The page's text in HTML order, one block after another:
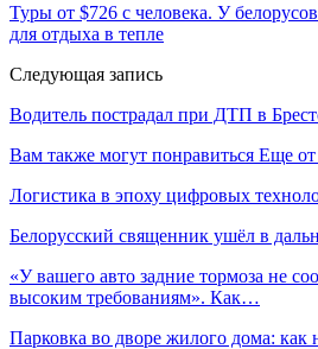
Туры от $726 с человека. У
для отдыха в тепле
Следующая запись
Водитель пострадал при ДТП в
Вам также могут понравиться Еще от
Логистика в эпоху цифровых
Белорусский священник ушёл в
«У вашего авто задние тормоза не
высоким требованиям». Как…
Парковка во дворе жилого дома: